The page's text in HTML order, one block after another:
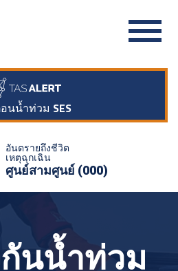
นน้ำท่วม SES
อันตรายถึงชีวิต
เหตุฉุกเฉิน
ศูนย์สามศูนย์ (000)
นน้ำท่วม